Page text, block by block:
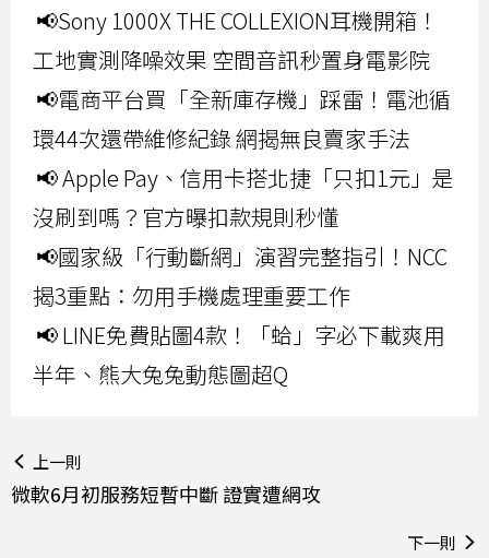
📢Sony 1000X THE COLLEXION耳機開箱！
工地實測降噪效果 空間音訊秒置身電影院
📢電商平台買「全新庫存機」踩雷！電池循
環44次還帶維修紀錄 網揭無良賣家手法
📢 Apple Pay、信用卡搭北捷「只扣1元」是
沒刷到嗎？官方曝扣款規則秒懂
📢國家級「行動斷網」演習完整指引！NCC
揭3重點：勿用手機處理重要工作
📢 LINE免費貼圖4款！「蛤」字必下載爽用
半年、熊大兔兔動態圖超Q
上一則
微軟6月初服務短暫中斷 證實遭網攻
下一則